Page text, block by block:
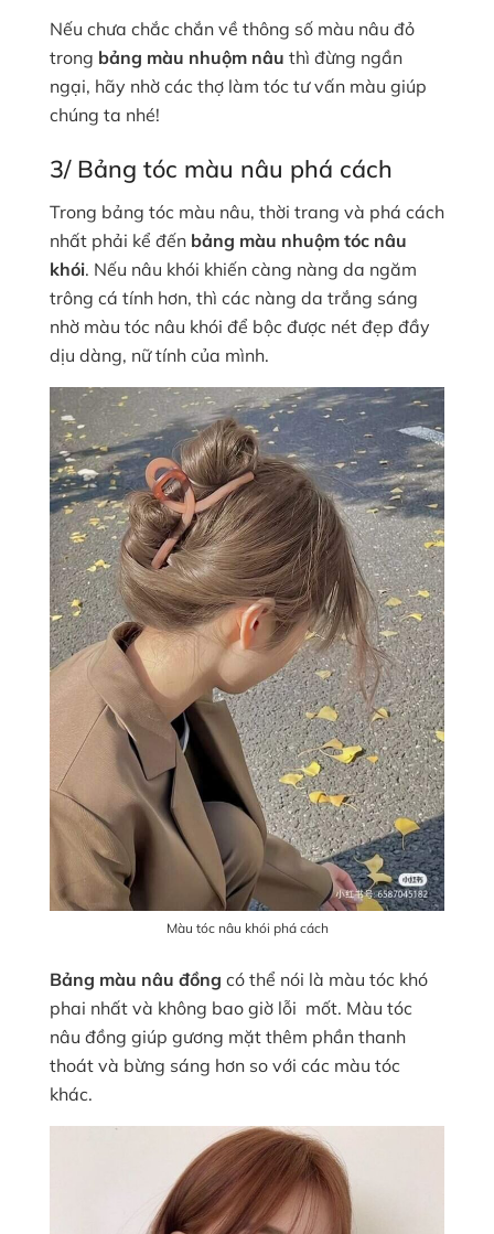
Nếu chưa chắc chắn về thông số màu nâu đỏ
trong bảng màu nhuộm nâu thì đừng ngần
ngại, hãy nhờ các thợ làm tóc tư vấn màu giúp
chúng ta nhé!
3/ Bảng tóc màu nâu phá cách
Trong bảng tóc màu nâu, thời trang và phá cách
nhất phải kể đến bảng màu nhuộm tóc nâu
khói. Nếu nâu khói khiến càng nàng da ngăm
trông cá tính hơn, thì các nàng da trắng sáng
nhờ màu tóc nâu khói để bộc được nét đẹp đầy
dịu dàng, nữ tính của mình.
Màu tóc nâu khói phá cách
Bảng màu nâu đồng có thể nói là màu tóc khó
phai nhất và không bao giờ lỗi mốt. Màu tóc
nâu đồng giúp gương mặt thêm phần thanh
thoát và bừng sáng hơn so với các màu tóc
khác.